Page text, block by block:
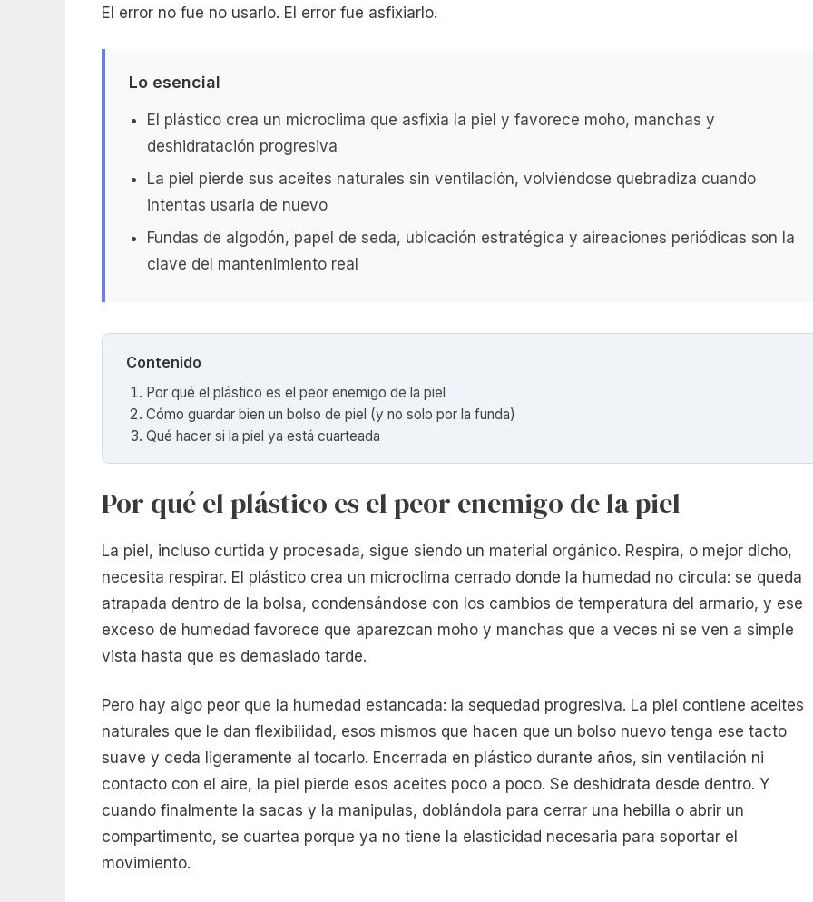
El error no fue no usarlo. El error fue asfixiarlo.
Lo esencial
El plástico crea un microclima que asfixia la piel y favorece moho, manchas y
deshidratación progresiva
La piel pierde sus aceites naturales sin ventilación, volviéndose quebradiza cuando
intentas usarla de nuevo
Fundas de algodón, papel de seda, ubicación estratégica y aireaciones periódicas son la
clave del mantenimiento real
Contenido
Por qué el plástico es el peor enemigo de la piel
Cómo guardar bien un bolso de piel (y no solo por la funda)
Qué hacer si la piel ya está cuarteada
Por qué el plástico es el peor enemigo de la piel
La piel, incluso curtida y procesada, sigue siendo un material orgánico. Respira, o mejor dicho,
necesita respirar. El plástico crea un microclima cerrado donde la humedad no circula: se queda
atrapada dentro de la bolsa, condensándose con los cambios de temperatura del armario, y ese
exceso de humedad favorece que aparezcan moho y manchas que a veces ni se ven a simple
vista hasta que es demasiado tarde.
Pero hay algo peor que la humedad estancada: la sequedad progresiva. La piel contiene aceites
naturales que le dan flexibilidad, esos mismos que hacen que un bolso nuevo tenga ese tacto
suave y ceda ligeramente al tocarlo. Encerrada en plástico durante años, sin ventilación ni
contacto con el aire, la piel pierde esos aceites poco a poco. Se deshidrata desde dentro. Y
cuando finalmente la sacas y la manipulas, doblándola para cerrar una hebilla o abrir un
compartimento, se cuartea porque ya no tiene la elasticidad necesaria para soportar el
movimiento.